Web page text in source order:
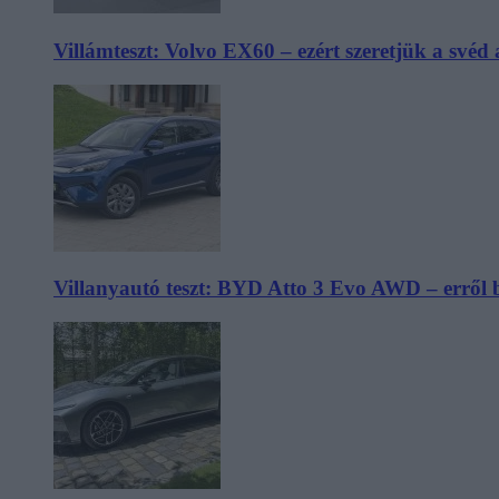
Villámteszt: Volvo EX60 – ezért szeretjük a svéd
Villanyautó teszt: BYD Atto 3 Evo AWD – erről